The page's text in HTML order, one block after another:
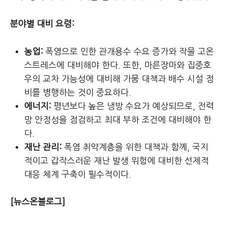
분야별 대비 요령:
농업: 폭염으로 인한 관개용수 수요 증가와 작물 고온
스트레스에 대비해야 한다. 또한, 마른장마와 집중호
우의 교차 가능성에 대비해 가뭄 대책과 배수 시설 정
비를 병행하는 것이 중요하다.
에너지: 평년보다 높은 냉방 수요가 예상되므로, 전력
망 안정성을 점검하고 최대 부하 조건에 대비해야 한
다.
재난 관리: 폭염 취약계층을 위한 대책과 함께, 국지
적이고 갑작스러운 재난 발생 위험에 대비한 선제적
대응 체계 구축이 필수적이다.
[뉴스온블로그]